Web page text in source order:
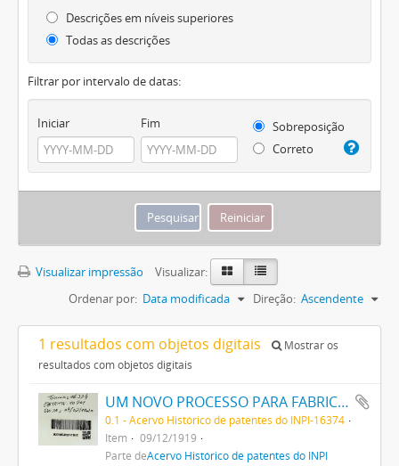
Descrições em níveis superiores
Todas as descrições
Filtrar por intervalo de datas:
Iniciar Fim
Sobreposição
Correto
Visualizar impressão
Visualizar:
Ordenar por: Data modificada Direção: Ascendente
1 resultados com objetos digitais
Mostrar os
resultados com objetos digitais
UM NOVO PROCESSO PARA FABRICAÇÃO DE MATERIAS CORANTES PRETAS ESCARLATES E AZUIS DOS MATIZES MAIS CLAROS AOS MAIS ESCUROS PARA TINGIR ALGODÃO DIRECTAMENTE
0.1 - Acervo Histórico de patentes do INPI-16374
Item
09/12/1919
Parte deAcervo Histórico de patentes do INPI